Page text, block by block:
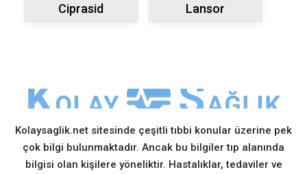
Ciprasid Lansor
Kolaysaglik.net sitesinde çeşitli tıbbi konular üzerine pek
çok bilgi bulunmaktadır. Ancak bu bilgiler tıp alanında
bilgisi olan kişilere yöneliktir. Hastalıklar, tedaviler ve